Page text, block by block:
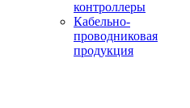
контроллеры
Кабельно-
проводниковая
продукция